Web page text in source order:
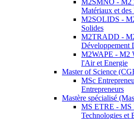
M2SMNO - M2
Matériaux et
M2SOLIDS -
Solides
M2TRADD -
Développement
M2WAPE - M2
l'Air et Energie
Master of Science
MSc
Entrepreneurs
Mastère spécialisé
MS ETRE - MS
Technologies et